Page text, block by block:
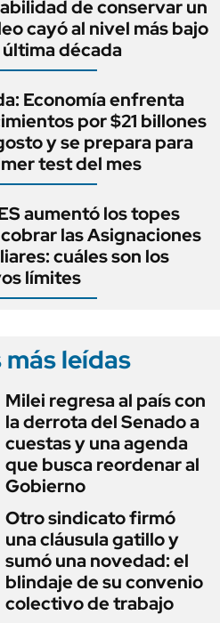
de conservar un
cayó al nivel más bajo
década
Economía enfrenta
por $21 billones
y se prepara para
test del mes
aumentó los topes
las Asignaciones
cuáles son los
límites
más leídas
Milei regresa al país con
la derrota del Senado a
cuestas y una agenda
que busca reordenar al
Gobierno
Otro sindicato firmó
una cláusula gatillo y
sumó una novedad: el
blindaje de su convenio
colectivo de trabajo